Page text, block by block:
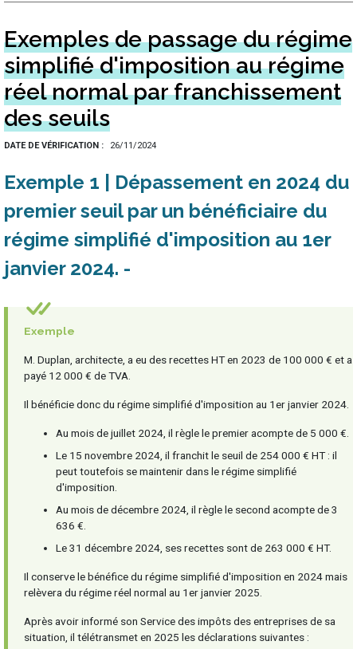
Exemples de passage du régime
simplifié d'imposition au régime
réel normal par franchissement
des seuils
DATE DE VÉRIFICATION 26/11/2024
Exemple 1 | Dépassement en 2024 du
premier seuil par un bénéficiaire du
régime simplifié d'imposition au 1er
janvier 2024
Exemple
M. Duplan, architecte, a eu des recettes HT en 2023 de 100 000 € et a
payé 12 000 € de TVA.
Il bénéficie donc du régime simplifié d'imposition au 1er janvier 2024.
Au mois de juillet 2024, il règle le premier acompte de 5 000 €.
Le 15 novembre 2024, il franchit le seuil de 254 000 € HT : il
peut toutefois se maintenir dans le régime simplifié
d'imposition.
Au mois de décembre 2024, il règle le second acompte de 3
636 €.
Le 31 décembre 2024, ses recettes sont de 263 000 € HT.
Il conserve le bénéfice du régime simplifié d'imposition en 2024 mais
relèvera du régime réel normal au 1er janvier 2025.
Après avoir informé son Service des impôts des entreprises de sa
situation, il télétransmet en 2025 les déclarations suivantes :